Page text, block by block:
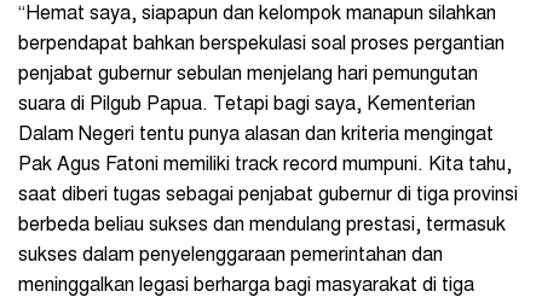
“Hemat saya, siapapun dan kelompok manapun silahkan
berpendapat bahkan berspekulasi soal proses pergantian
penjabat gubernur sebulan menjelang hari pemungutan
suara di Pilgub Papua. Tetapi bagi saya, Kementerian
Dalam Negeri tentu punya alasan dan kriteria mengingat
Pak Agus Fatoni memiliki track record mumpuni. Kita tahu,
saat diberi tugas sebagai penjabat gubernur di tiga provinsi
berbeda beliau sukses dan mendulang prestasi, termasuk
sukses dalam penyelenggaraan pemerintahan dan
meninggalkan legasi berharga bagi masyarakat di tiga